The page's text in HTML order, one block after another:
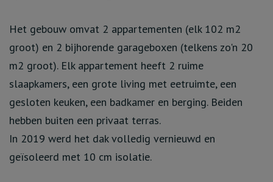
Het gebouw omvat 2 appartementen (elk 102 m2
groot) en 2 bijhorende garageboxen (telkens zo'n 20
m2 groot). Elk appartement heeft 2 ruime
slaapkamers, een grote living met eetruimte, een
gesloten keuken, een badkamer en berging. Beiden
hebben buiten een privaat terras.
In 2019 werd het dak volledig vernieuwd en
geïsoleerd met 10 cm isolatie.